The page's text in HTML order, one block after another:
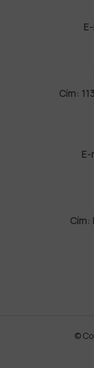
Cím:
E-
Cím:
©